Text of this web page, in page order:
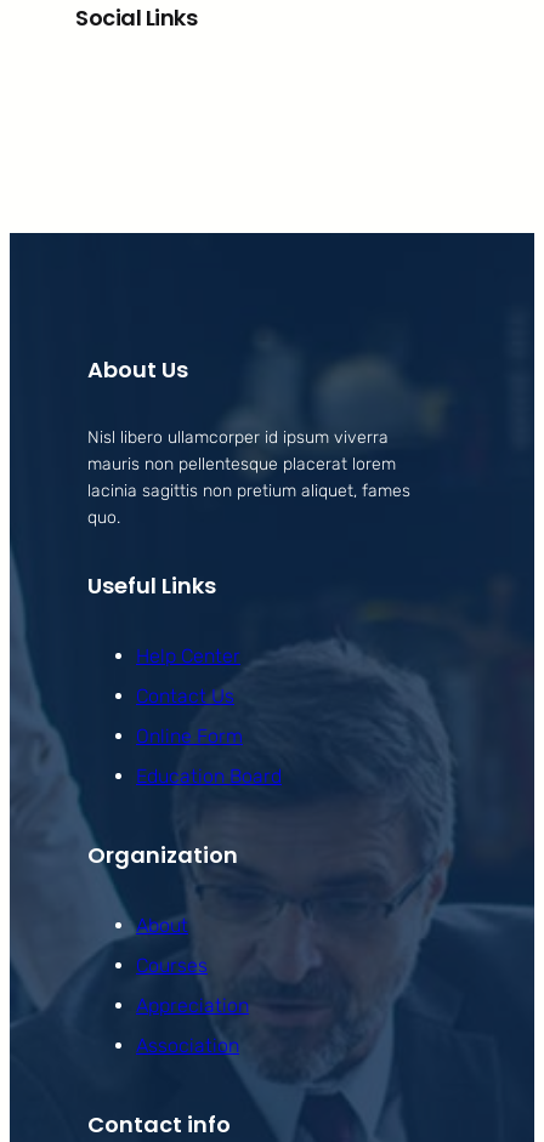
Social Links
About Us
Nisl libero ullamcorper id ipsum viverra
mauris non pellentesque placerat lorem
lacinia sagittis non pretium aliquet, fames
quo.
Useful Links
Help Center
Contact Us
Online Form
Education Board
Organization
About
Courses
Appreciation
Association
Contact info